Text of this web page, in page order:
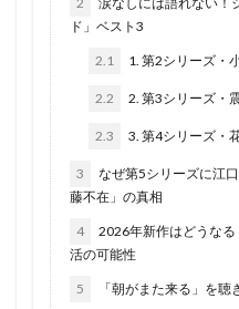
ド」ベスト3
2.1 1. 第2シリーズ・
2.2 2. 第3シリーズ・
2.3 3. 第4シリーズ・
3
なぜ第5シリーズに江
藤不在」の真相
4
2026年新作はどうな
活の可能性
5 「朝がまた来る」を聴